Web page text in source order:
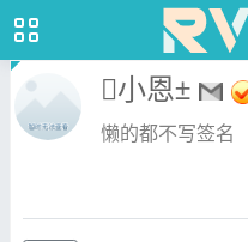
小恩±
懒的都不写签名